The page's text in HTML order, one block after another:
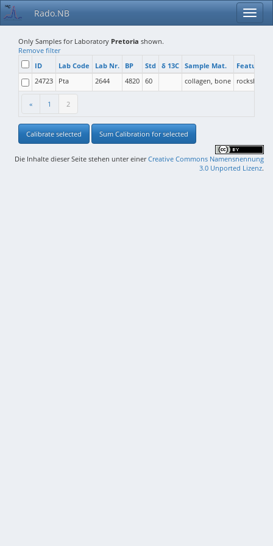
Rado.NB
Only Samples for Laboratory Pretoria shown.
Remove filter
ID
Lab Code Lab Nr. BP Std δ 13C Sample Mat. Feature
« 1 2
24723 Pta 2644 4820 60 collagen, bone
Calibrate selected Sum Calibration for selected
Die Inhalte dieser Seite stehen unter einerCreative Commons Namensnennung
3.0 Unported Lizenz.